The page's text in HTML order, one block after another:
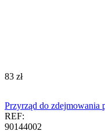
‍83‍ zł
Przyrząd do zdejmowania
REF:
90144002